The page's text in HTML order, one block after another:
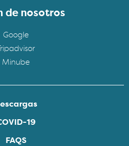
de nosotros
Google
Minube
19
FAQS